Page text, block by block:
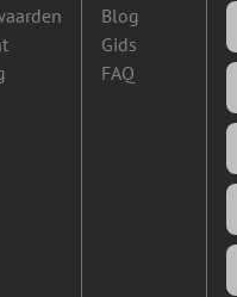
Blog
Gids
FAQ